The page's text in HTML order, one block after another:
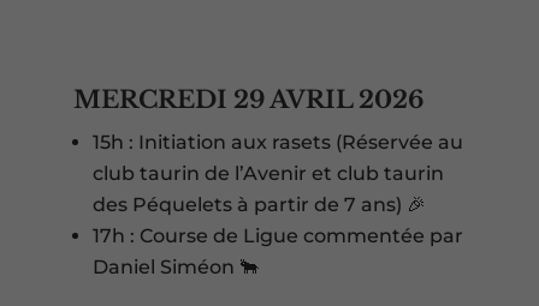
MERCREDI 29 AVRIL 2026
15h : Initiation aux rasets (Réservée au
club taurin de l’Avenir et club taurin
des Péquelets à partir de 7 ans) 🎉
17h : Course de Ligue commentée par
Daniel Siméon 🐂